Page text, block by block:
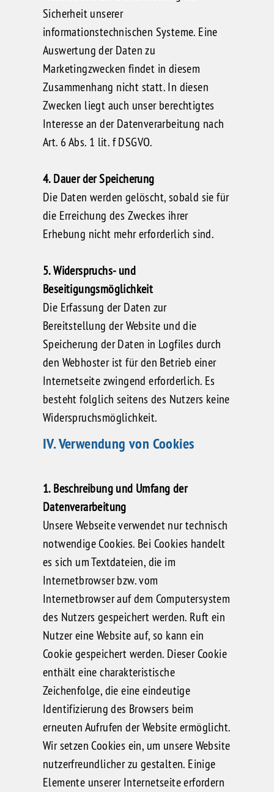
Sicherheit unserer
informationstechnischen Systeme. Eine
Auswertung der Daten zu
Marketingzwecken findet in diesem
Zusammenhang nicht statt. In diesen
Zwecken liegt auch unser berechtigtes
Interesse an der Datenverarbeitung nach
Art. 6 Abs. 1 lit. f DSGVO.
4. Dauer der Speicherung
Die Daten werden gelöscht, sobald sie für
die Erreichung des Zweckes ihrer
Erhebung nicht mehr erforderlich sind.
5. Widerspruchs- und
Beseitigungsmöglichkeit
Die Erfassung der Daten zur
Bereitstellung der Website und die
Speicherung der Daten in Logfiles durch
den Webhoster ist für den Betrieb einer
Internetseite zwingend erforderlich. Es
besteht folglich seitens des Nutzers keine
Widerspruchsmöglichkeit.
IV. Verwendung von Cookies
1. Beschreibung und Umfang der
Datenverarbeitung
Unsere Webseite verwendet nur technisch
notwendige Cookies. Bei Cookies handelt
es sich um Textdateien, die im
Internetbrowser bzw. vom
Internetbrowser auf dem Computersystem
des Nutzers gespeichert werden. Ruft ein
Nutzer eine Website auf, so kann ein
Cookie gespeichert werden. Dieser Cookie
enthält eine charakteristische
Zeichenfolge, die eine eindeutige
Identifizierung des Browsers beim
erneuten Aufrufen der Website ermöglicht.
Wir setzen Cookies ein, um unsere Website
nutzerfreundlicher zu gestalten. Einige
Elemente unserer Internetseite erfordern